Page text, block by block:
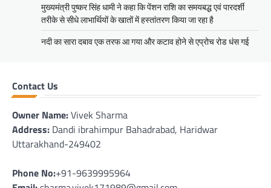
मुख्यमंत्री पुष्कर सिंह धामी ने कहा कि पेंशन राशि का समयबद्ध एवं पारदर्शी
तरीके से सीधे लाभार्थियों के खातों में हस्तांतरण किया जा रहा है
नदी का सारा दबाव एक तरफ आ गया और कटाव होने से एप्रोच रोड धंस गई
Contact Us
Owner Name:Vivek Sharma
Address: Dandi ibrahimpur Bahadrabad, Haridwar
Uttarakhand-249402
Phone No:+91-9639995964